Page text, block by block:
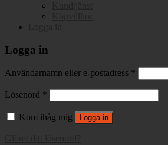
Logga in
Användarnamn eller e-postadress *
Lösenord *
Kom ihåg mig Logga in